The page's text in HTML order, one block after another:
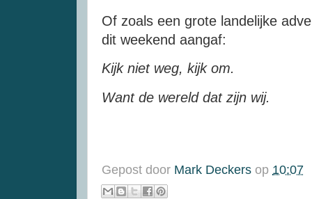
Of zoals een grote landelijke
dit weekend aangaf:
Kijk niet weg, kijk om.
Want de wereld dat zijn wij.
Gepost door Mark Deckers op 10:07